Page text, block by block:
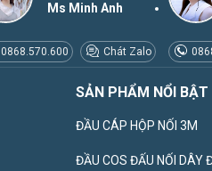
Ms Minh Anh
0868.570.600 Chát Zalo
SẢN PHẨM NỔI BẬT
ĐẦU CÁP HỘP NỐI 3M
ĐẦU COS ĐẤU NỐI DÂY